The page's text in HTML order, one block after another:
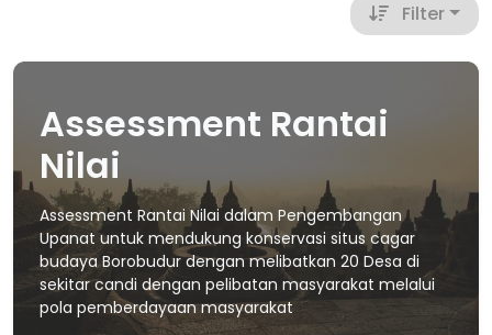
Filter
Assessment Rantai
Nilai
Assessment Rantai Nilai dalam Pengembangan
Upanat untuk mendukung konservasi situs cagar
budaya Borobudur dengan melibatkan 20 Desa di
sekitar candi dengan pelibatan masyarakat melalui
pola pemberdayaan masyarakat